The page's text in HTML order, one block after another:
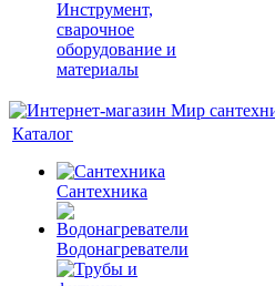
Инструмент,
сварочное
оборудование и
материалы
Каталог
Сантехника
Водонагреватели